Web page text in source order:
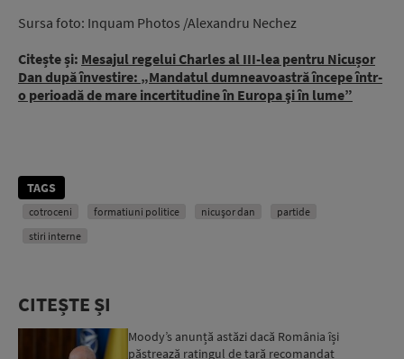
Sursa foto: Inquam Photos /Alexandru Nechez
Citește și: Mesajul regelui Charles al III-lea pentru Nicușor
Dan după învestire: „Mandatul dumneavoastră începe într-
o perioadă de mare incertitudine în Europa şi în lume”
TAGS
cotroceni formatiuni politice nicușor dan
partide
stiri interne
CITEȘTE ȘI
Moody’s anunță astăzi dacă România își
păstrează ratingul de țară recomandat